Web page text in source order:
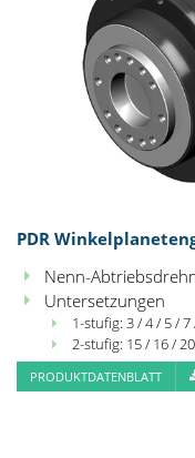
PDR
Nenn-
Untersetzungen
1-stufig: 3 / 4 / 5 / 7
2-stufig: 15 / 16 /
PRODUKTDATENBLATT